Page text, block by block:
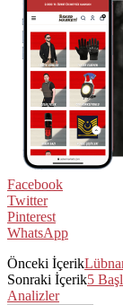
Facebook
Twitter
Pinterest
WhatsApp
Önceki İçerik
Sonraki İçerik5
Analizler